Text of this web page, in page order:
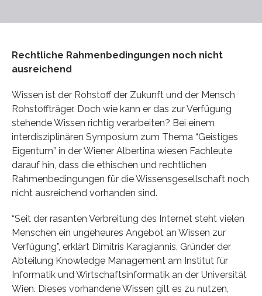
Rechtliche Rahmenbedingungen noch nicht
ausreichend
Wissen ist der Rohstoff der Zukunft und der Mensch
Rohstoffträger. Doch wie kann er das zur Verfügung
stehende Wissen richtig verarbeiten? Bei einem
interdisziplinären Symposium zum Thema “Geistiges
Eigentum” in der Wiener Albertina wiesen Fachleute
darauf hin, dass die ethischen und rechtlichen
Rahmenbedingungen für die Wissensgesellschaft noch
nicht ausreichend vorhanden sind.
“Seit der rasanten Verbreitung des Internet steht vielen
Menschen ein ungeheures Angebot an Wissen zur
Verfügung”, erklärt Dimitris Karagiannis, Gründer der
Abteilung Knowledge Management am Institut für
Informatik und Wirtschaftsinformatik an der Universität
Wien. Dieses vorhandene Wissen gilt es zu nutzen,